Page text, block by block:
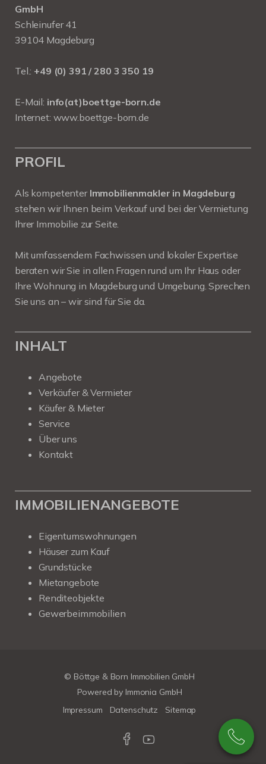
GmbH
Schleinufer 41
39104 Magdeburg
Tel.: +49 (0) 391 / 280 3 350 19
E-Mail: info(at)boettge-born.de
Internet: www.boettge-born.de
PROFIL
Als kompetenter Immobilienmakler in Magdeburg
stehen wir Ihnen beim Verkauf und bei der Vermietung
Ihrer Immobilie zur Seite.
Mit umfassendem Fachwissen und lokaler Expertise
beraten wir Sie in allen Fragen rund um Ihr Haus oder
Ihre Wohnung in Magdeburg und Umgebung. Sprechen
Sie uns an – wir sind für Sie da.
INHALT
Angebote
Verkäufer & Vermieter
Käufer & Mieter
Service
Über uns
Kontakt
IMMOBILIENANGEBOTE
Eigentumswohnungen
Häuser zum Kauf
Grundstücke
Mietangebote
Renditeobjekte
Gewerbeimmobilien
© Böttge & Born Immobilien GmbH
Powered by Immonia GmbH
Impressum
Datenschutz Sitemap